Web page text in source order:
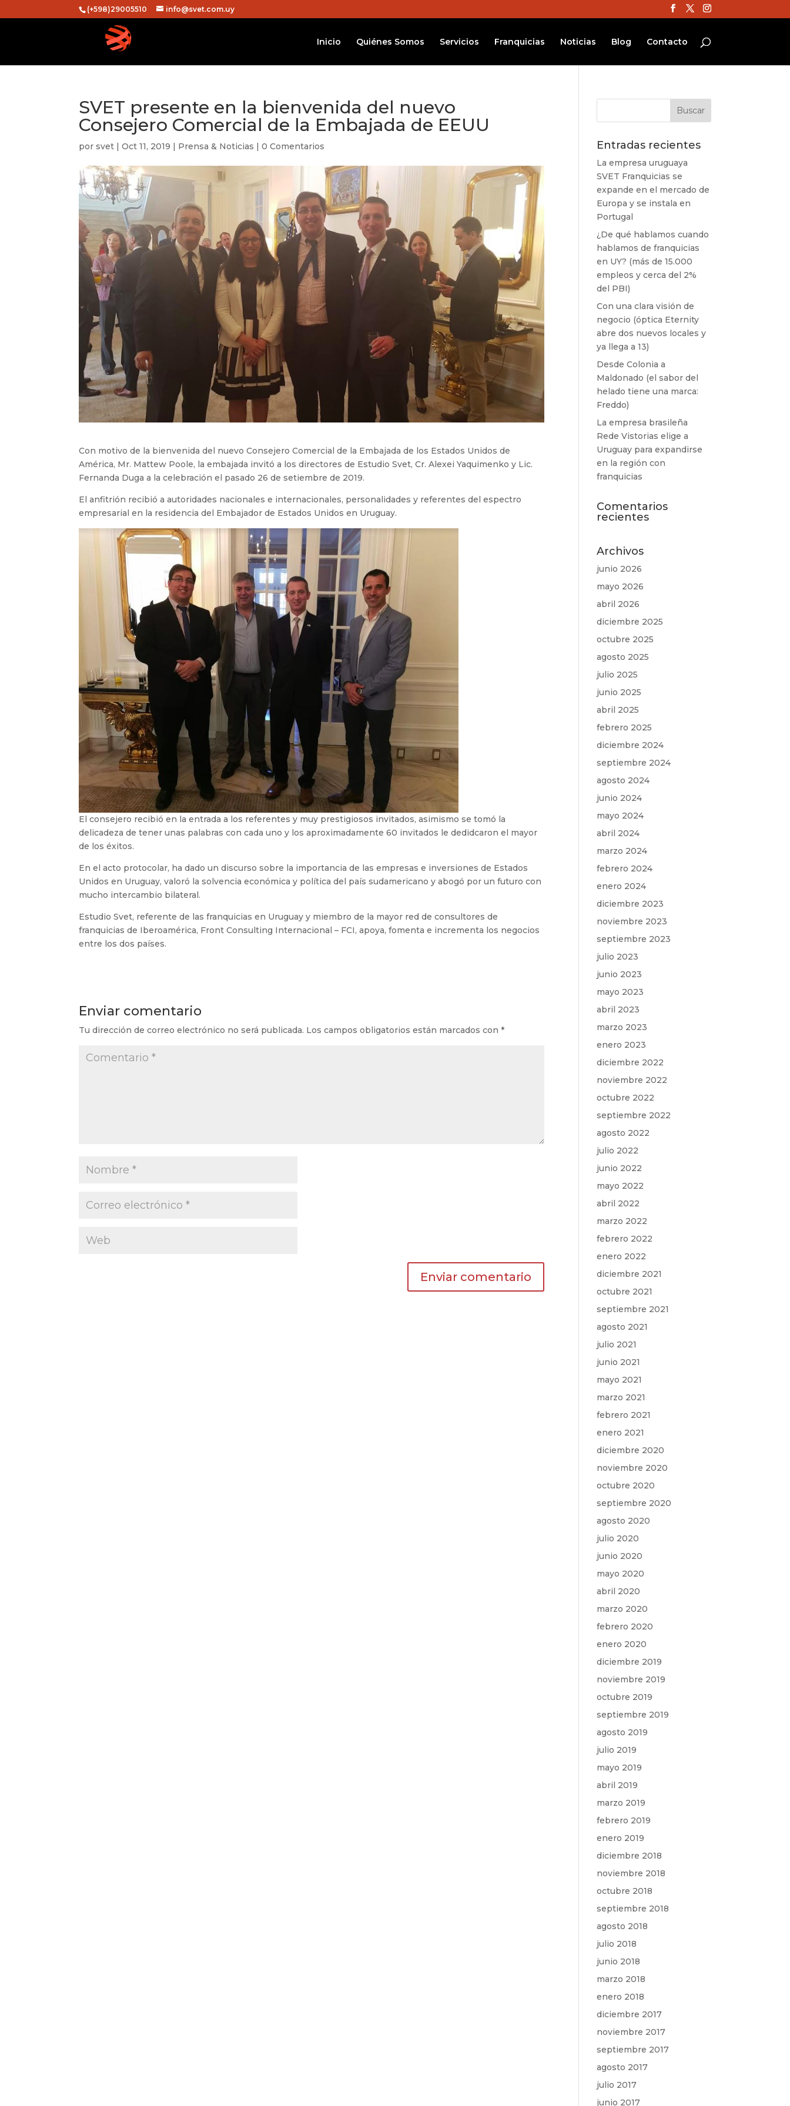
(+598)29005510 info@svet.com.uy
Inicio Quiénes Somos Servicios Franquicias Noticias Blog Contacto
SVET presente en la bienvenida del nuevo
Consejero Comercial de la Embajada de EEUU
porsvet |Oct 11, 2019 | Prensa & Noticias |0 Comentarios
Con motivo de la bienvenida del nuevo Consejero Comercial de la Embajada de los Estados Unidos de
América, Mr. Mattew Poole, la embajada invitó a los directores de Estudio Svet, Cr. Alexei Yaquimenko y Lic.
Fernanda Duga a la celebración el pasado 26 de setiembre de 2019.
El anfitrión recibió a autoridades nacionales e internacionales, personalidades y referentes del espectro
empresarial en la residencia del Embajador de Estados Unidos en Uruguay.
El consejero recibió en la entrada a los referentes y muy prestigiosos invitados, asimismo se tomó la
delicadeza de tener unas palabras con cada uno y los aproximadamente 60 invitados le dedidcaron el mayor
de los éxitos.
En el acto protocolar, ha dado un discurso sobre la importancia de las empresas e inversiones de Estados
Unidos en Uruguay, valoró la solvencia económica y política del país sudamericano y abogó por un futuro con
mucho intercambio bilateral.
Estudio Svet, referente de las franquicias en Uruguay y miembro de la mayor red de consultores de
franquicias de Iberoamérica, Front Consulting Internacional – FCI, apoya, fomenta e incrementa los negocios
entre los dos países.
Enviar comentario
Tu dirección de correo electrónico no será publicada. Los campos obligatorios están marcados con*
Entradas recientes
La empresa uruguaya
SVET Franquicias se
expande en el mercado de
Europa y se instala en
Portugal
¿De qué hablamos cuando
hablamos de franquicias
en UY? (más de 15.000
empleos y cerca del 2%
del PBI)
Con una clara visión de
negocio (óptica Eternity
abre dos nuevos locales y
ya llega a 13)
Desde Colonia a
Maldonado (el sabor del
helado tiene una marca:
Freddo)
La empresa brasileña
Rede Vistorias elige a
Uruguay para expandirse
en la región con
franquicias
Comentarios
recientes
Archivos
junio 2026
mayo 2026
abril 2026
diciembre 2025
octubre 2025
agosto 2025
julio 2025
junio 2025
abril 2025
febrero 2025
diciembre 2024
septiembre 2024
agosto 2024
junio 2024
mayo 2024
abril 2024
marzo 2024
febrero 2024
enero 2024
diciembre 2023
noviembre 2023
septiembre 2023
julio 2023
junio 2023
mayo 2023
abril 2023
marzo 2023
enero 2023
diciembre 2022
noviembre 2022
octubre 2022
septiembre 2022
agosto 2022
julio 2022
junio 2022
mayo 2022
abril 2022
marzo 2022
febrero 2022
enero 2022
diciembre 2021
octubre 2021
septiembre 2021
agosto 2021
julio 2021
junio 2021
mayo 2021
marzo 2021
febrero 2021
enero 2021
diciembre 2020
noviembre 2020
octubre 2020
septiembre 2020
agosto 2020
julio 2020
junio 2020
mayo 2020
abril 2020
marzo 2020
febrero 2020
enero 2020
diciembre 2019
noviembre 2019
octubre 2019
septiembre 2019
agosto 2019
julio 2019
mayo 2019
abril 2019
marzo 2019
febrero 2019
enero 2019
diciembre 2018
noviembre 2018
octubre 2018
septiembre 2018
agosto 2018
julio 2018
junio 2018
marzo 2018
enero 2018
diciembre 2017
noviembre 2017
septiembre 2017
agosto 2017
julio 2017
junio 2017